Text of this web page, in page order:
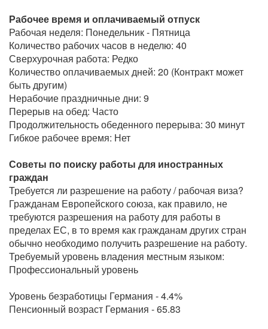
Рабочее время и оплачиваемый отпуск
Рабочая неделя: Понедельник - Пятница
Количество рабочих часов в неделю: 40
Сверхурочная работа: Редко
Количество оплачиваемых дней: 20 (Контракт может
быть другим)
Нерабочие праздничные дни: 9
Перерыв на обед: Часто
Продолжительность обеденного перерыва: 30 минут
Гибкое рабочее время: Нет
Советы по поиску работы для иностранных
граждан
Требуется ли разрешение на работу / рабочая виза?
Гражданам Европейского союза, как правило, не
требуются разрешения на работу для работы в
пределах ЕС, в то время как гражданам других стран
обычно необходимо получить разрешение на работу.
Требуемый уровень владения местным языком:
Профессиональный уровень
Уровень безработицы Германия - 4.4%
Пенсионный возраст Германия - 65.83